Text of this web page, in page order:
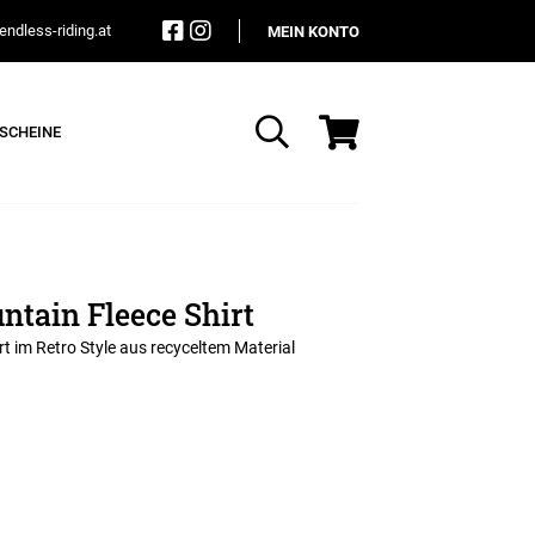
riding.at MEIN KONTO
Suche
Fleece Shirt
im Retro Style aus recyceltem Material